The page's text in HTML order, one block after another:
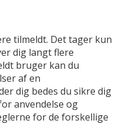
tilmeldt. Det tager kun
dig langt flere
bruger kan du
af en
dig bedes du sikre dig
anvendelse og
for de forskellige